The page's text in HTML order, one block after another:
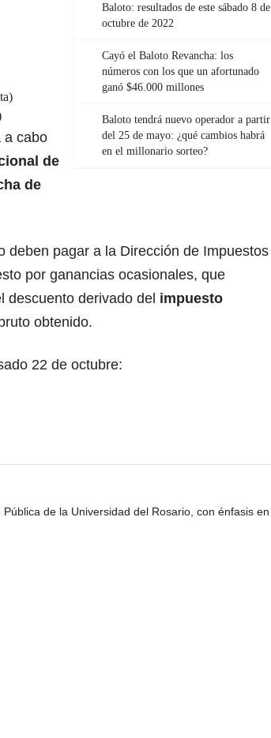
Baloto: resultados de este sábado 8 de
octubre de 2022
Cayó el Baloto Revancha: los
números con los que un afortunado
ganó $46.000 millones
Baloto tendrá nuevo operador a partir
del 25 de mayo: ¿qué cambios habrá
en el millonario sorteo?
a cabo
de
de
deben pagar a la Dirección de Impuestos
por ganancias ocasionales, que
descuento derivado del impuesto
obtenido.
22 de octubre:
de la Universidad del Rosario, con énfasis en